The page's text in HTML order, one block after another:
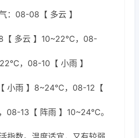
：08-08【 多云 】
多云 】10~22℃，08-
，08-10【 小雨 】
小雨 】8~24℃，08-12【
08-13【 阵雨 】10~24℃。